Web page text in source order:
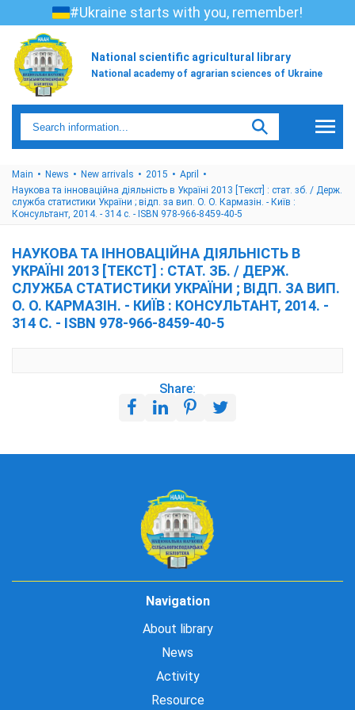
#Ukraine starts with you, remember!
National scientific agricultural library
National academy of agrarian sciences of Ukraine
Main News New arrivals 2015
April
Наукова та інноваційна діяльність в Україні 2013 [Текст] : стат. зб. / Держ.
служба статистики України ; відп. за вип. О. О. Кармазін. - Київ :
Консультант, 2014. - 314 с. - ISBN 978-966-8459-40-5
НАУКОВА ТА ІННОВАЦІЙНА ДІЯЛЬНІСТЬ В
УКРАЇНІ 2013 [ТЕКСТ] : СТАТ. ЗБ. / ДЕРЖ.
СЛУЖБА СТАТИСТИКИ УКРАЇНИ ; ВІДП. ЗА ВИП.
О. О. КАРМАЗІН. - КИЇВ : КОНСУЛЬТАНТ, 2014. -
314 С. - ISBN 978-966-8459-40-5
Share:
Navigation
About library
News
Activity
Resource